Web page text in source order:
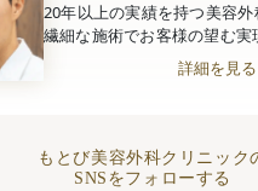
20年以上の実績を持つ美容
繊細な施術でお客様の望む実
詳細を見る
もとび美容外科クリニック
SNSをフォローする